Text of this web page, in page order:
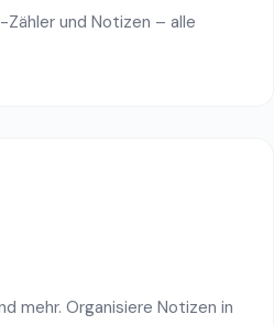
und Notizen – alle
mehr. Organisiere Notizen in